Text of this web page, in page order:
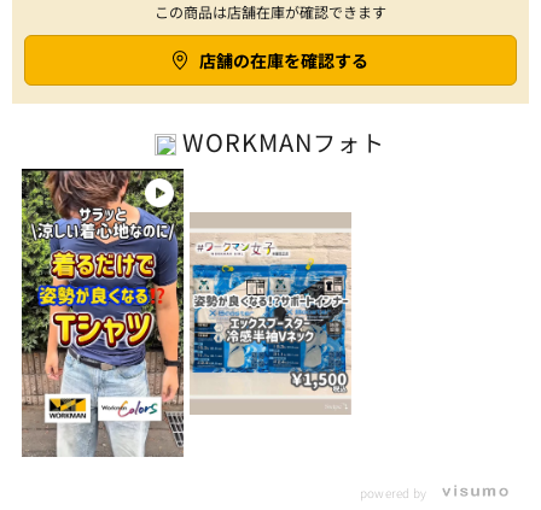
この商品は店舗在庫が確認できます
店舗の在庫を確認する
WORKMANフォト
powered by